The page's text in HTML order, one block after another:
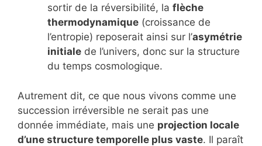
sortir de la réversibilité, la flèche
thermodynamique (croissance de
l’entropie) reposerait ainsi sur l’asymétrie
initiale de l’univers, donc sur la structure
du temps cosmologique.
Autrement dit, ce que nous vivons comme une
succession irréversible ne serait pas une
donnée immédiate, mais une projection locale
d’une structure temporelle plus vaste. Il paraît